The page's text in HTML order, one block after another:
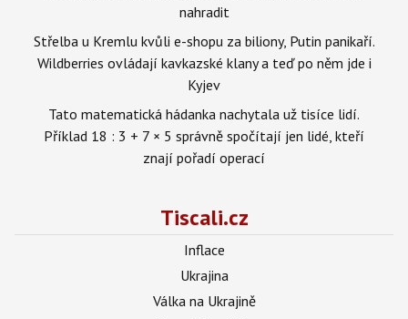
nahradit
Střelba u Kremlu kvůli e-shopu za biliony, Putin panikaří.
Wildberries ovládají kavkazské klany a teď po něm jde i
Kyjev
Tato matematická hádanka nachytala už tisíce lidí.
Příklad 18 : 3 + 7 × 5 správně spočítají jen lidé, kteří
znají pořadí operací
Tiscali.cz
Inflace
Ukrajina
Válka na Ukrajině